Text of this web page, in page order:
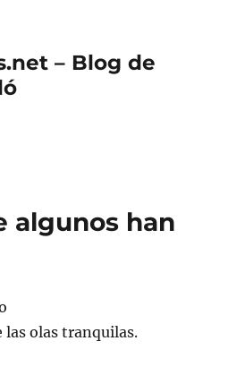
– Blog de
algunos han
olas tranquilas.